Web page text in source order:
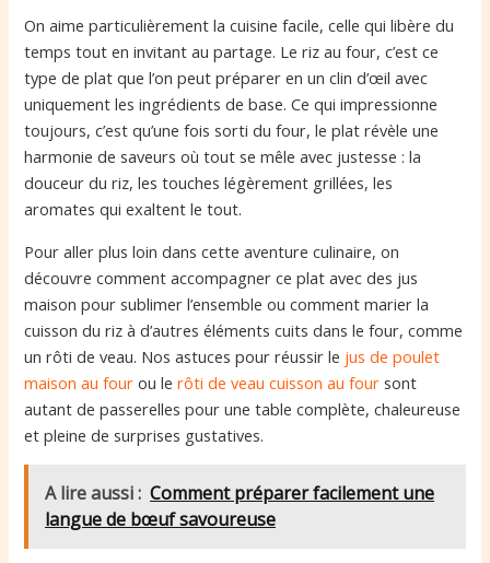
On aime particulièrement la cuisine facile, celle qui libère du
temps tout en invitant au partage. Le riz au four, c’est ce
type de plat que l’on peut préparer en un clin d’œil avec
uniquement les ingrédients de base. Ce qui impressionne
toujours, c’est qu’une fois sorti du four, le plat révèle une
harmonie de saveurs où tout se mêle avec justesse : la
douceur du riz, les touches légèrement grillées, les
aromates qui exaltent le tout.
Pour aller plus loin dans cette aventure culinaire, on
découvre comment accompagner ce plat avec des jus
maison pour sublimer l’ensemble ou comment marier la
cuisson du riz à d’autres éléments cuits dans le four, comme
un rôti de veau. Nos astuces pour réussir le jus de poulet
maison au four ou lerôti de veau cuisson au four sont
autant de passerelles pour une table complète, chaleureuse
et pleine de surprises gustatives.
A lire aussi : Comment préparer facilement une
langue de bœuf savoureuse